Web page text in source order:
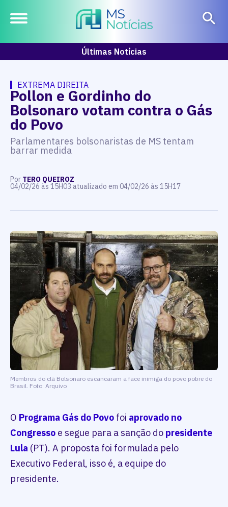
Últimas Notícias
EXTREMA DIREITA
Pollon e Gordinho do
Bolsonaro votam contra o Gás
do Povo
Parlamentares bolsonaristas de MS tentam
barrar medida
Por TERO QUEIROZ
04/02/26 às 15H03 atualizado em 04/02/26 às 15H17
Membros do clã Bolsonaro escancaram a face inimiga do povo pobre do
Brasil. Foto: Arquivo
O Programa Gás do Povo foi aprovado no
Congresso e segue para a sanção do presidente
Lula (PT). A proposta foi formulada pelo
Executivo Federal, isso é, a equipe do
presidente.